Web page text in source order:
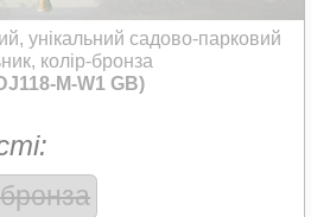
унікальний садово-парковий
колір-бронза
M-W1 GB)
бронза